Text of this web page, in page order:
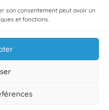
son consentement peut avoir un
et fonctions.